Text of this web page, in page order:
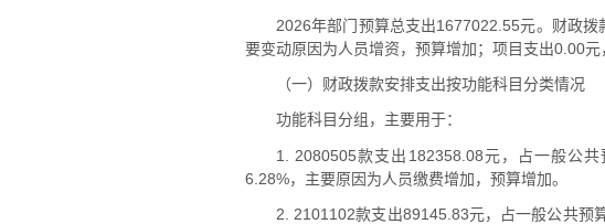
2026年部门预算总支出1677022.55元。财政
要变动原因为人员增资，预算增加；项目支出0.00元
（一）财政拨款安排支出按功能科目分类情况
功能科目分组，主要用于：
1. 2080505款支出182358.08元，占一般公
6.28%，主要原因为人员缴费增加，预算增加。
2. 2101102款支出89145.83元，占一般公共预